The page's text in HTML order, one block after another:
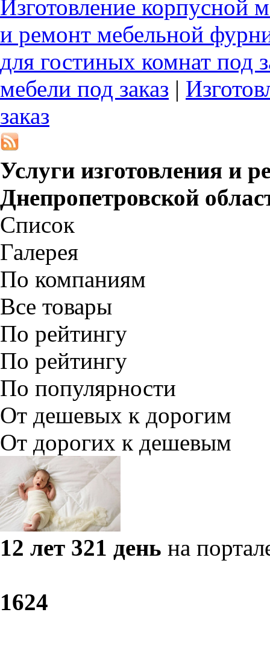
Изготовление корпусной
и ремонт мебельной
для гостиных комнат под
мебели под заказ |
заказ
Услуги изготовления и
Днепропетровской
Список
Галерея
По компаниям
Все товары
По рейтингу
По рейтингу
По популярности
От дешевых к дорогим
От дорогих к дешевым
12 лет 321 день на
1624